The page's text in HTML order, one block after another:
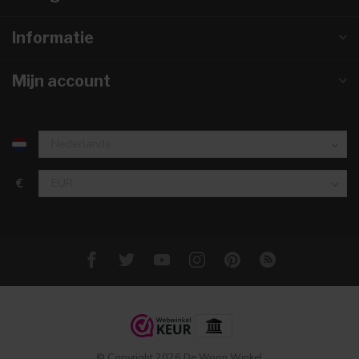
Informatie
Mijn account
€